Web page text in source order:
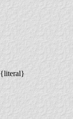
{literal}